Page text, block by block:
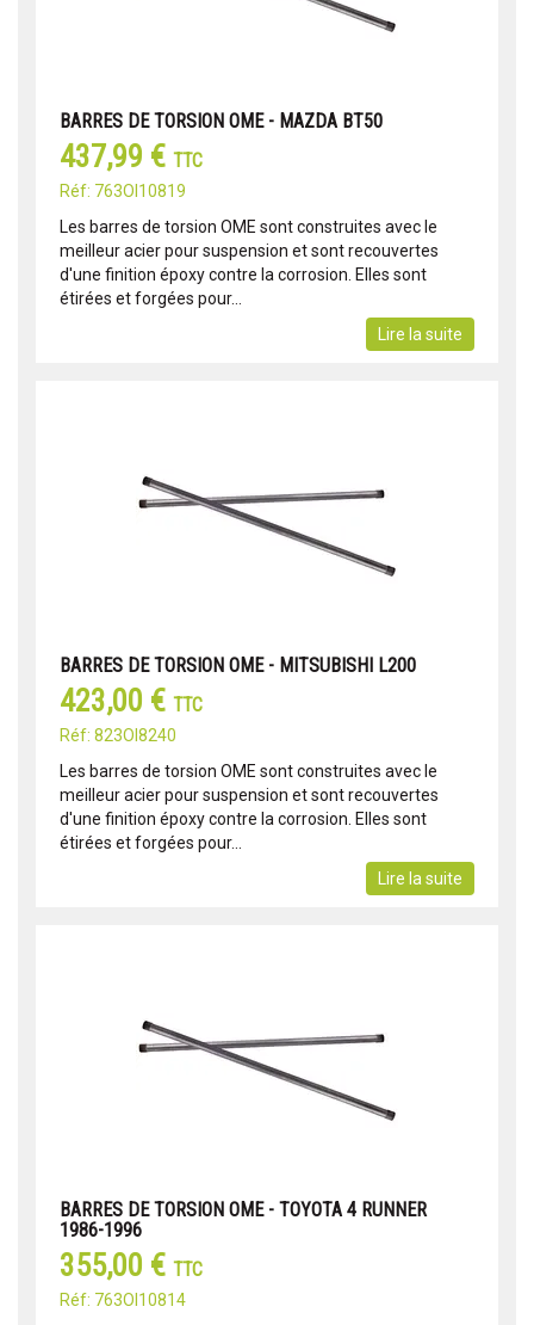
BARRES DE TORSION OME - MAZDA BT50
437,99 € TTC
Réf: 763OI10819
Les barres de torsion OME sont construites avec le
meilleur acier pour suspension et sont recouvertes
d'une finition époxy contre la corrosion. Elles sont
étirées et forgées pour...
Lire la suite
BARRES DE TORSION OME - MITSUBISHI L200
423,00 € TTC
Réf: 823OI8240
Les barres de torsion OME sont construites avec le
meilleur acier pour suspension et sont recouvertes
d'une finition époxy contre la corrosion. Elles sont
étirées et forgées pour...
Lire la suite
BARRES DE TORSION OME - TOYOTA 4 RUNNER
1986-1996
355,00 € TTC
Réf: 763OI10814